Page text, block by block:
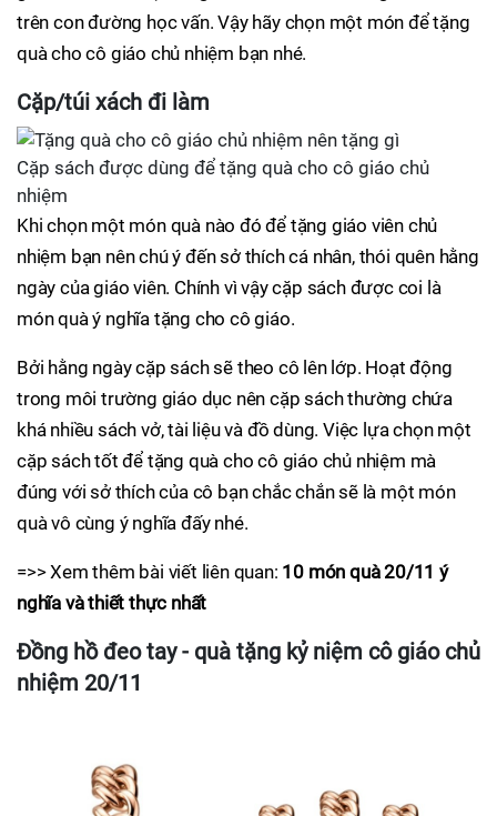
trên con đường học vấn. Vậy hãy chọn một món để tặng
quà cho cô giáo chủ nhiệm bạn nhé.
Cặp/túi xách đi làm
Cặp sách được dùng để tặng quà cho cô giáo chủ
nhiệm
Khi chọn một món quà nào đó để tặng giáo viên chủ
nhiệm bạn nên chú ý đến sở thích cá nhân, thói quên hằng
ngày của giáo viên. Chính vì vậy cặp sách được coi là
món quà ý nghĩa tặng cho cô giáo.
Bởi hằng ngày cặp sách sẽ theo cô lên lớp. Hoạt động
trong môi trường giáo dục nên cặp sách thường chứa
khá nhiều sách vở, tài liệu và đồ dùng. Việc lựa chọn một
cặp sách tốt để tặng quà cho cô giáo chủ nhiệm mà
đúng với sở thích của cô bạn chắc chắn sẽ là một món
quà vô cùng ý nghĩa đấy nhé.
=>> Xem thêm bài viết liên quan: 10 món quà 20/11 ý
nghĩa và thiết thực nhất
Đồng hồ đeo tay - quà tặng kỷ niệm cô giáo chủ
nhiệm 20/11